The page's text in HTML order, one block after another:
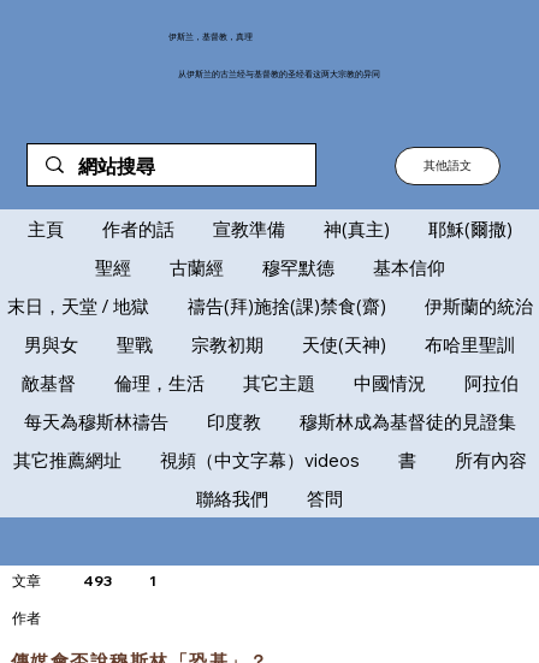
伊斯兰，基督教，真理
从伊斯兰的古兰经与基督教的圣经看这两大宗教的异同
其他語文
主頁 作者的話 宣教準備 神(真主)
耶穌(爾撒)
聖經
古蘭經 穆罕默德
基本信仰
末日，天堂 / 地獄
禱告(拜)施捨(課)禁食(齋)
伊斯蘭的統治
男與女
聖戰 宗教初期 天使(天神)
布哈里聖訓
敵基督
倫理，生活 其它主題 中國情況
阿拉伯
每天為穆斯林禱告
印度教
穆斯林成為基督徒的見證集
其它推薦網址
視頻（中文字幕）videos 書
所有內容
聯絡我們
答問
文章 493 1
​作者